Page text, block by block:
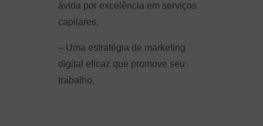
ávida por excelência em serviços
capilares.
– Uma estratégia de marketing
digital eficaz que promove seu
trabalho.